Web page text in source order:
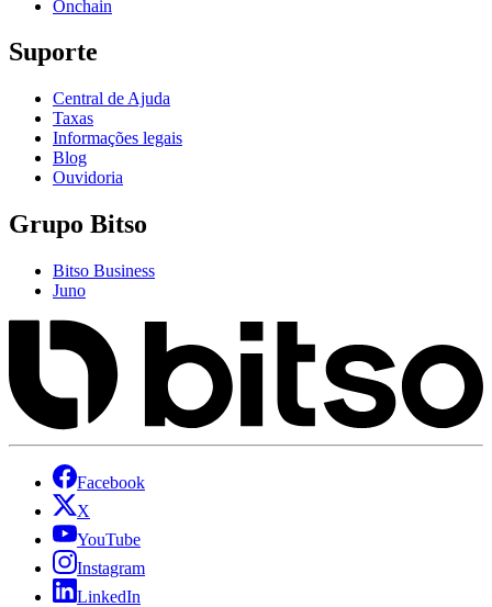
Onchain
Suporte
Central de Ajuda
Taxas
Informações legais
Blog
Ouvidoria
Grupo Bitso
Bitso Business
Juno
Facebook
X
YouTube
Instagram
LinkedIn